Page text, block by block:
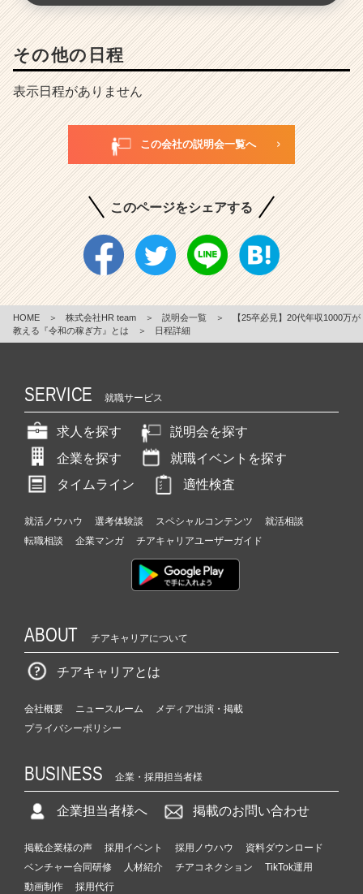
その他の日程
表示日程がありません
この会社の説明会一覧へ
このページをシェアする
HOME ＞ 株式会社HR team ＞ 説明会一覧 ＞
【25卒必見】20代年収1000万が
教える『令和の稼ぎ方』とは
＞ 日程詳細
SERVICE 就職サービス
求人を探す
説明会を探す
企業を探す
就職イベントを探す
タイムライン
適性検査
就活ノウハウ 選考体験談 スペシャルコンテンツ
就活相談
転職相談
企業マンガ チアキャリアユーザーガイド
ABOUT チアキャリアについて
チアキャリアとは
会社概要 ニュースルーム
メディア出演・掲載
プライバシーポリシー
BUSINESS 企業・採用担当者様
企業担当者様へ 掲載のお問い合わせ
掲載企業様の声 採用イベント 採用ノウハウ
資料ダウンロード
ベンチャー合同研修
人材紹介 チアコネクション
TikTok運用
動画制作
採用代行